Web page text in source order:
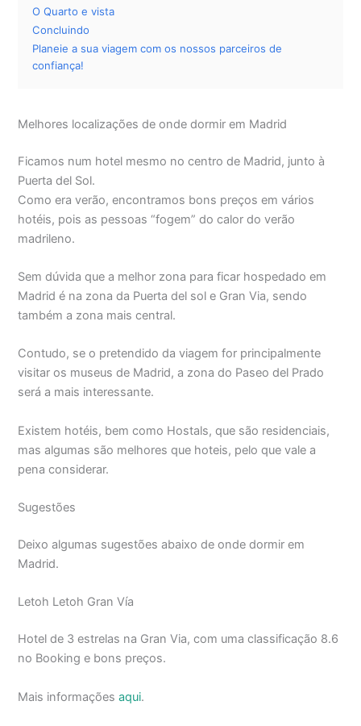
O Quarto e vista
Concluindo
Planeie a sua viagem com os nossos parceiros de
confiança!
Melhores localizações de onde dormir em Madrid
Ficamos num hotel mesmo no centro de Madrid, junto à
Puerta del Sol.
Como era verão, encontramos bons preços em vários
hotéis, pois as pessoas “fogem” do calor do verão
madrileno.
Sem dúvida que a melhor zona para ficar hospedado em
Madrid é na zona da Puerta del sol e Gran Via, sendo
também a zona mais central.
Contudo, se o pretendido da viagem for principalmente
visitar os museus de Madrid, a zona do Paseo del Prado
será a mais interessante.
Existem hotéis, bem como Hostals, que são residenciais,
mas algumas são melhores que hoteis, pelo que vale a
pena considerar.
Sugestões
Deixo algumas sugestões abaixo de onde dormir em
Madrid.
Letoh Letoh Gran Vía
Hotel de 3 estrelas na Gran Via, com uma classificação 8.6
no Booking e bons preços.
Mais informaçõesaqui.